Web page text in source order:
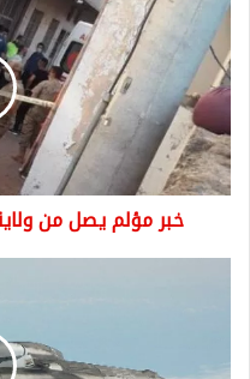
مؤلم
يصل
من
ولاية
ماردين
جنوب
شرقي
تركيا
خبر مؤلم يصل من
طائرات